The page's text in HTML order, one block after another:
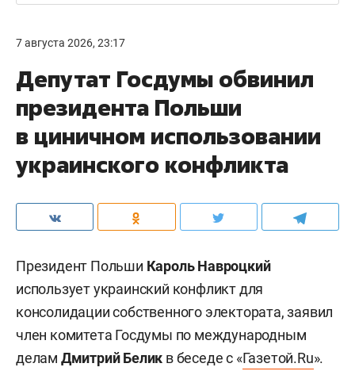
7 августа 2026, 23:17
Депутат Госдумы обвинил
президента Польши
в циничном использовании
украинского конфликта
Президент Польши Кароль Навроцкий
использует украинский конфликт для
консолидации собственного электората, заявил
член комитета Госдумы по международным
делам Дмитрий Белик в беседе с «Газетой.Ru».